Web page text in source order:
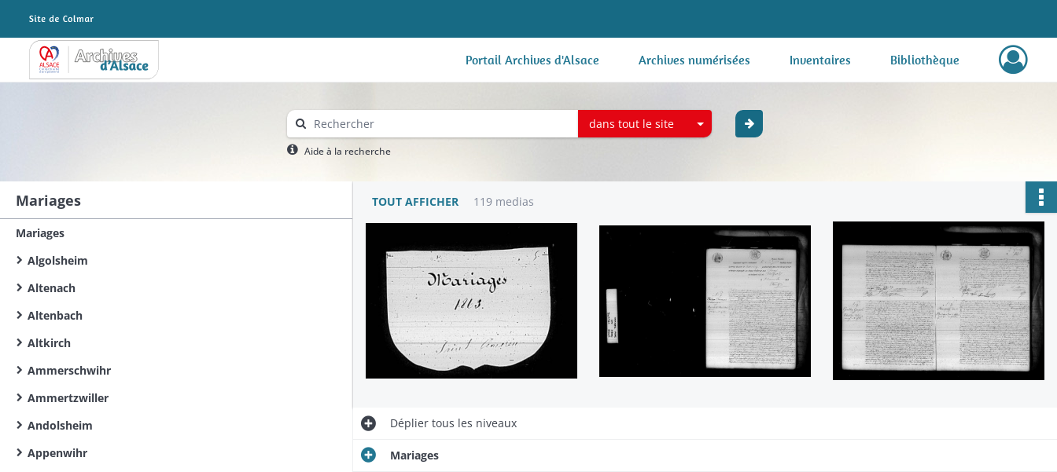
Archives Alsace - Colmar Portail Archives d'Alsace Archives numérisées Inventaires Bibliothèque
dans tout le site
Aide à la recherche
Mariages
Mariages
Algolsheim
Altenach
Altenbach
Altkirch
Ammerschwihr
Ammertzwiller
Andolsheim
Appenwihr
TOUT AFFICHER 119 medias
Dépliertous les niveaux
Mariages